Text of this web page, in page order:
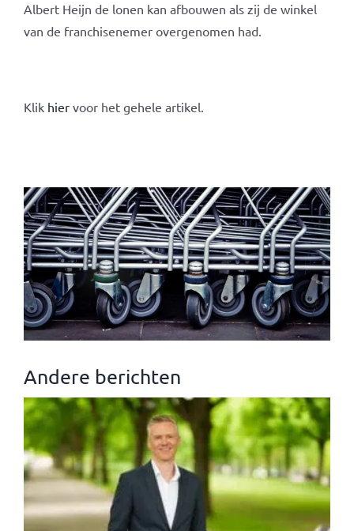
Albert Heijn de lonen kan afbouwen als zij de winkel
van de franchisenemer overgenomen had.
Klik hiervoor het gehele artikel.
Andere berichten